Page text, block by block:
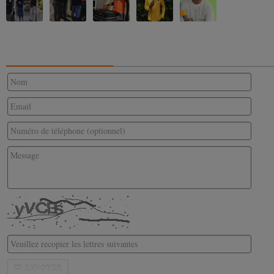
ENVOYER